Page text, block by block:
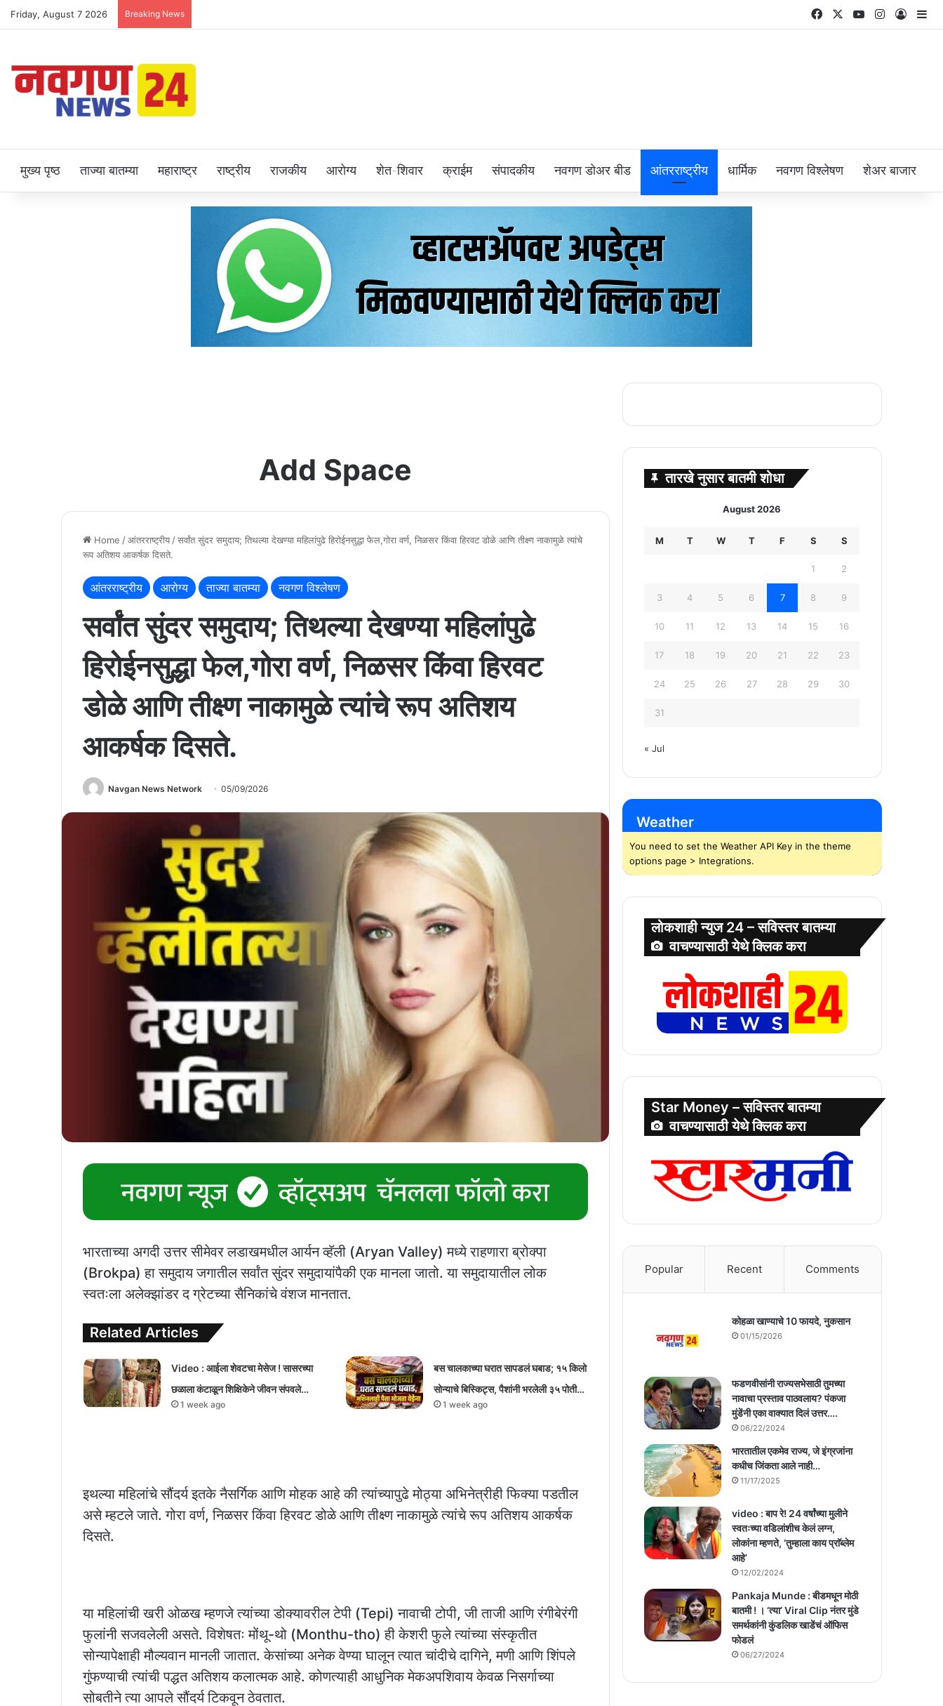
Friday, August 7 2026 Breaking News FacebookYouTubeInstagram
Log In
मुख्य पृष्ठ ताज्या बातम्या महाराष्ट्र राष्ट्रीय राजकीय आरोग्य शेत-शिवार क्राईम संपादकीय नवगण डोअर बीड आंतरराष्ट्रीय धार्मिक नवगण विश्लेषण शेअर बाजार
Add Space
Home /आंतरराष्ट्रीय /सर्वांत सुंदर समुदाय; तिथल्या देखण्या महिलांपुढे हिरोईनसुद्धा फेल,गोरा वर्ण, निळसर किंवा हिरवट डोळे आणि तीक्ष्ण नाकामुळे त्यांचे
रूप अतिशय आकर्षक दिसते.
आंतरराष्ट्रीय आरोग्य ताज्या बातम्या नवगण विश्लेषण
सर्वांत सुंदर समुदाय; तिथल्या देखण्या महिलांपुढे
हिरोईनसुद्धा फेल,गोरा वर्ण, निळसर किंवा हिरवट
डोळे आणि तीक्ष्ण नाकामुळे त्यांचे रूप अतिशय
आकर्षक दिसते.
Navgan News Network 05/09/2026
भारताच्या अगदी उत्तर सीमेवर लडाखमधील आर्यन व्हॅली (Aryan Valley) मध्ये राहणारा ब्रोक्पा
(Brokpa) हा समुदाय जगातील सर्वांत सुंदर समुदायांपैकी एक मानला जातो. या समुदायातील लोक
स्वतःला अलेक्झांडर द ग्रेटच्या सैनिकांचे वंशज मानतात.
Related Articles
Video : आईला शेवटचा मेसेज ! सासरच्या
छळाला कंटाळून शिक्षिकेने जीवन संपवले…
1 week ago
बस चालकाच्या घरात सापडलं घबाड; १५ किलो
सोन्याचे बिस्किट्स, पैशांनी भरलेली ३५ पोती…
1 week ago
इथल्या महिलांचे सौंदर्य इतके नैसर्गिक आणि मोहक आहे की त्यांच्यापुढे मोठ्या अभिनेत्रीही फिक्या पडतील
असे म्हटले जाते. गोरा वर्ण, निळसर किंवा हिरवट डोळे आणि तीक्ष्ण नाकामुळे त्यांचे रूप अतिशय आकर्षक
दिसते.
या महिलांची खरी ओळख म्हणजे त्यांच्या डोक्यावरील टेपी (Tepi) नावाची टोपी, जी ताजी आणि रंगीबेरंगी
फुलांनी सजवलेली असते. विशेषतः मोंथू-थो (Monthu-tho) ही केशरी फुले त्यांच्या संस्कृतीत
सोन्यापेक्षाही मौल्यवान मानली जातात. केसांच्या अनेक वेण्या घालून त्यात चांदीचे दागिने, मणी आणि शिंपले
गुंफण्याची त्यांची पद्धत अतिशय कलात्मक आहे. कोणत्याही आधुनिक मेकअपशिवाय केवळ निसर्गाच्या
सोबतीने त्या आपले सौंदर्य टिकवून ठेवतात.
तारखे नुसार बातमी शोधा
August 2026
M T W T F S S
1 2
3 4 5 6 7 8 9
10 11 12 13 14 15 16
17 18 19 20 21 22 23
24 25 26 27 28 29 30
31
« Jul
Weather
You need to set the Weather API Key in the theme
options page > Integrations.
लोकशाही न्युज 24 – सविस्तर बातम्या
वाचण्यासाठी येथे क्लिक करा
Star Money – सविस्तर बातम्या
वाचण्यासाठी येथे क्लिक करा
Popular Recent Comments
कोहळा खाण्याचे 10 फायदे, नुकसान
01/15/2026
फडणवीसांनी राज्यसभेसाठी तुमच्या
नावाचा प्रस्ताव पाठवलाय? पंकजा
मुंडेंनी एका वाक्यात दिलं उत्तर….
06/22/2024
भारतातील एकमेव राज्य, जे इंग्रजांना
कधीच जिंकता आले नाही…
11/17/2025
video : बाप रे! 24 वर्षांच्या मुलीने
स्वतःच्या वडिलांशीच केलं लग्न,
लोकांना म्हणते, ‘तुम्हाला काय प्राॅब्लेम
आहे’
12/02/2024
Pankaja Munde : बीडमधून मोठी
बातमी ! । ‘त्या’ Viral Clip नंतर मुंडे
समर्थकांनी कुंडलिक खाडेंचं ऑफिस
फोडलं
06/27/2024